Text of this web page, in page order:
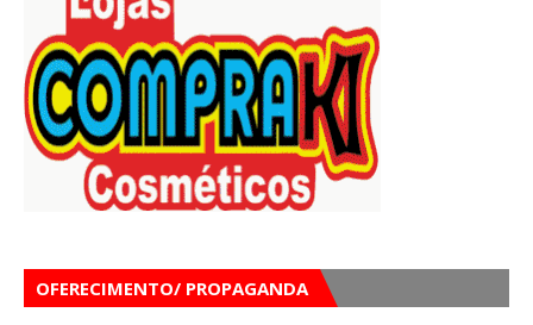
OFERECIMENTO/ PROPAGANDA